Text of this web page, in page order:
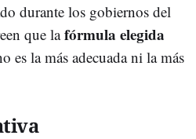
durante los gobiernos del
que lafórmula elegida
es la más adecuada ni la más